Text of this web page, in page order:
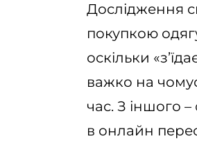
Дослідження
покупкою
оскільки
важко на
час. З іншого
в онлайн